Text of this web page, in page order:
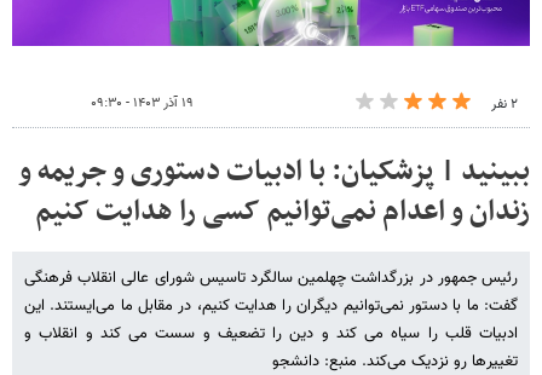
۲ نفر ۱۹ آذر ۱۴۰۳ - ۰۹:۳۰
ببینید | پزشکیان: با ادبیات دستوری و جریمه و
زندان و اعدام نمی‌توانیم کسی را هدایت کنیم
رئیس جمهور در بزرگداشت چهلمین سالگرد تاسیس شورای عالی انقلاب فرهنگی
گفت: ما با دستور نمی‌توانیم دیگران را هدایت کنیم، در مقابل ما می‌ایستند. این
ادبیات قلب را سیاه می کند و دین را تضعیف و سست می کند و انقلاب و
تغییرها رو نزدیک می‌کند. منبع: دانشجو